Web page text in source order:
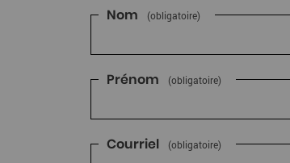
Nom (obligatoire)
Prénom (obligatoire)
Courriel (obligatoire)